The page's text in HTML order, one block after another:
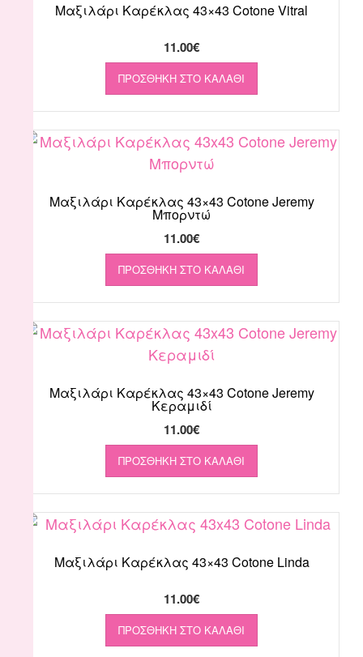
Μαξιλάρι Καρέκλας 43×43 Cotone Vitral
11.00€
ΠΡΟΣΘΉΚΗ ΣΤΟ ΚΑΛΆΘΙ
Μαξιλάρι Καρέκλας 43×43 Cotone Jeremy
Μπορντώ
11.00€
ΠΡΟΣΘΉΚΗ ΣΤΟ ΚΑΛΆΘΙ
Μαξιλάρι Καρέκλας 43×43 Cotone Jeremy
Κεραμιδί
11.00€
ΠΡΟΣΘΉΚΗ ΣΤΟ ΚΑΛΆΘΙ
Μαξιλάρι Καρέκλας 43×43 Cotone Linda
11.00€
ΠΡΟΣΘΉΚΗ ΣΤΟ ΚΑΛΆΘΙ